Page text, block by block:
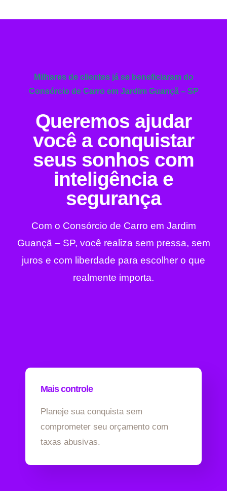
Milhares de clientes já se beneficiaram do
Consórcio de Carro em Jardim Guançã – SP
Queremos ajudar
você a conquistar
seus sonhos com
inteligência e
segurança
Com o Consórcio de Carro em Jardim
Guançã – SP, você realiza sem pressa, sem
juros e com liberdade para escolher o que
realmente importa.
Mais controle
Planeje sua conquista sem
comprometer seu orçamento com
taxas abusivas.